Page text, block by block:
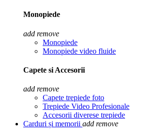
Monopiede
add remove
Monopiede
Monopiede video fluide
Capete si Accesorii
add remove
Capete trepiede foto
Trepiede Video Profesionale
Accesorii diverese trepiede
Carduri și memorii add remove